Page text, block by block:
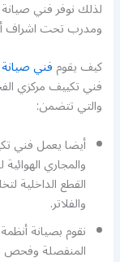
لذلك نوفر فني صيانة
ومدرب تحت اشراف
كيف يقومفني
فني تكييف مركزي
والتي تتضمن:
أيضا يعمل فني
والمجاري
القطع الداخلية
والفلاتر.
نقوم بصيانة
المنفصلة وفحص